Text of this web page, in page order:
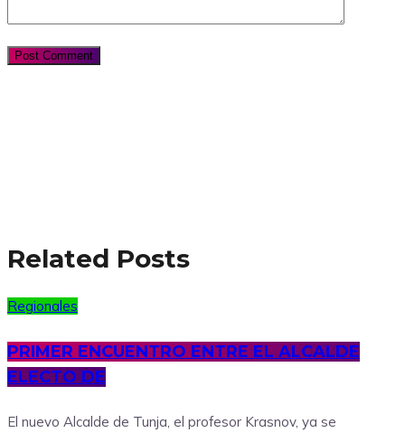
Related Posts
Regionales
PRIMER ENCUENTRO ENTRE EL ALCALDE
ELECTO DE
El nuevo Alcalde de Tunja, el profesor Krasnov, ya se